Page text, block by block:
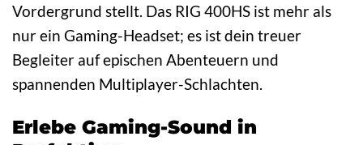
Vordergrund stellt. Das RIG 400HS ist mehr als
nur ein Gaming-Headset; es ist dein treuer
Begleiter auf epischen Abenteuern und
spannenden Multiplayer-Schlachten.
Erlebe Gaming-Sound in